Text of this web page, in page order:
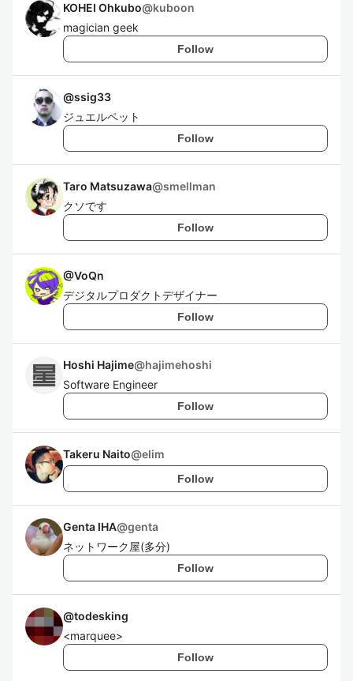
KOHEI Ohkubo@kuboon
magician geek
Follow
@ssig33
ジュエルペット
Follow
Taro Matsuzawa@smellman
クソです
Follow
@VoQn
デジタルプロダクトデザイナー
Follow
Hoshi Hajime@hajimehoshi
Software Engineer
Follow
Takeru Naito@elim
Follow
Genta IHA@genta
ネットワーク屋(多分)
Follow
@todesking
<marquee>
Follow